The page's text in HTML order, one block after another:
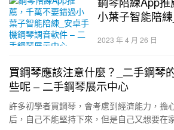
小葉子智能陪
2023 年 4 月 26 日
買鋼琴應該注意什麼？_二手鋼琴
些呢 – 二手鋼琴展示中心
許多初學者買鋼琴，會考慮到經濟能力，擔
后，自己不能堅持下來，但是自己又想要在